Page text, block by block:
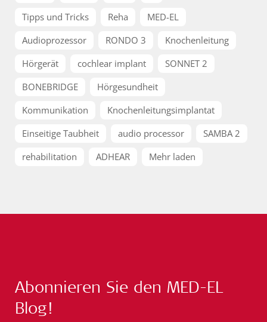
Tipps und Tricks Reha
MED-EL
Audioprozessor
RONDO 3
Knochenleitung
Hörgerät
cochlear implant
SONNET 2
BONEBRIDGE
Hörgesundheit
Kommunikation
Knochenleitungsimplantat
Einseitige Taubheit
audio processor
SAMBA 2
rehabilitation
ADHEAR Mehr laden
Abonnieren Sie den MED-EL
Blog!